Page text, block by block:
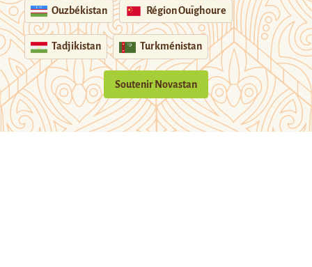
Ouzbékistan Région Ouïghoure
Tadjikistan Turkménistan
Soutenir Novastan